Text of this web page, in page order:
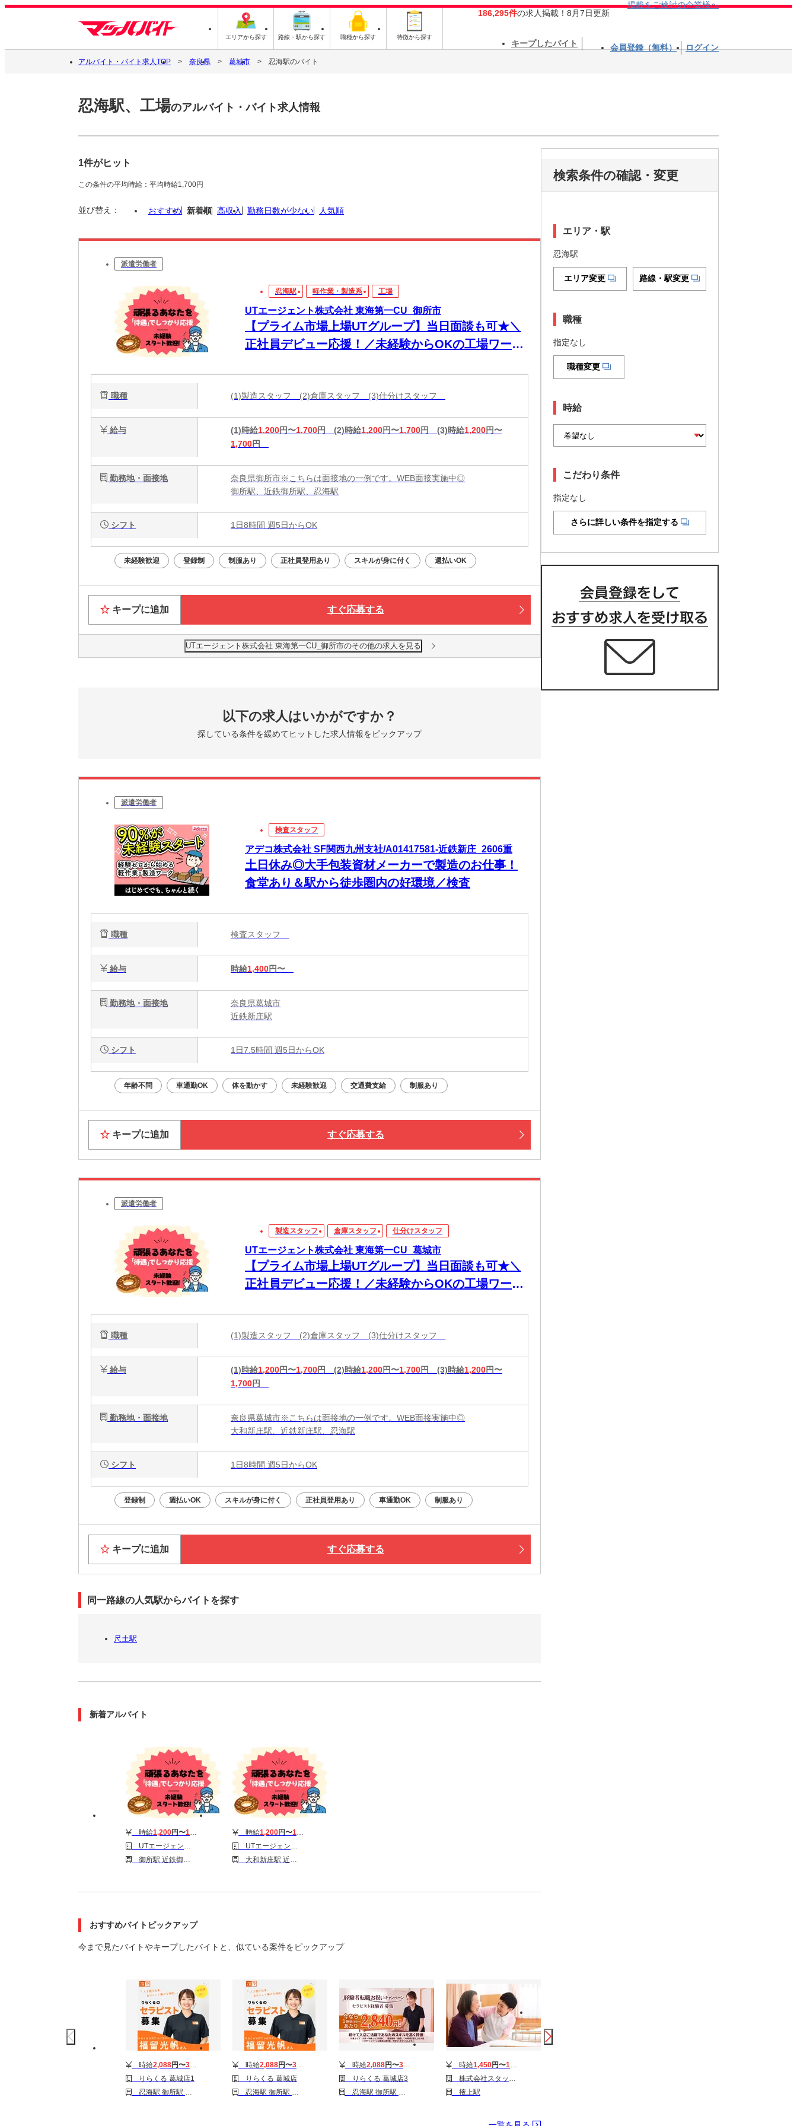
エリアから探す 路線・駅から探す 職種から探す 特徴から探す
186,295件の求人掲載！8月7日更新
掲載をご検討の企業様へ
キープしたバイト 会員登録（無料） ログイン
アルバイト・バイト求人TOP 奈良県 葛城市 忍海駅のバイト
忍海駅、工場のアルバイト・バイト求人情報
1件がヒット
この条件の平均時給：平均時給1,700円
並び替え： おすすめ 新着順 高収入 勤務日数が少ない 人気順
派遣労働者
忍海駅 軽作業・製造系 工場
UTエージェント株式会社 東海第一CU_御所市
【プライム市場上場UTグループ】当日面談も可★＼
正社員デビュー応援！／未経験からOKの工場ワー
職種 (1)製造スタッフ (2)倉庫スタッフ (3)仕分けスタッフ
給与 (1)時給1,200円〜1,700円 (2)時給1,200円〜1,700円 (3)時給1,200円〜
1,700円
勤務地・面接地
奈良県御所市※こちらは面接地の一例です。WEB面接実施中◎
御所駅、近鉄御所駅、忍海駅
シフト 1日8時間 週5日からOK
未経験歓迎 登録制 制服あり 正社員登用あり スキルが身に付く 週払いOK
キープに追加 すぐ応募する
UTエージェント株式会社 東海第一CU_御所市のその他の求人を見る
以下の求人はいかがですか？
探している条件を緩めてヒットした求人情報をピックアップ
派遣労働者
検査スタッフ
アデコ株式会社 SF関西九州支社/A01417581-近鉄新庄_2606重
土日休み◎大手包装資材メーカーで製造のお仕事！
食堂あり＆駅から徒歩圏内の好環境／検査
職種 検査スタッフ
給与 時給1,400円〜
勤務地・面接地
奈良県葛城市
近鉄新庄駅
シフト 1日7.5時間 週5日からOK
年齢不問 車通勤OK 体を動かす 未経験歓迎 交通費支給 制服あり
キープに追加 すぐ応募する
派遣労働者
製造スタッフ 倉庫スタッフ 仕分けスタッフ
UTエージェント株式会社 東海第一CU_葛城市
【プライム市場上場UTグループ】当日面談も可★＼
正社員デビュー応援！／未経験からOKの工場ワー
職種 (1)製造スタッフ (2)倉庫スタッフ (3)仕分けスタッフ
給与 (1)時給1,200円〜1,700円 (2)時給1,200円〜1,700円 (3)時給1,200円〜
1,700円
勤務地・面接地
奈良県葛城市※こちらは面接地の一例です。WEB面接実施中◎
大和新庄駅、近鉄新庄駅、忍海駅
シフト 1日8時間 週5日からOK
登録制 週払いOK スキルが身に付く 正社員登用あり 車通勤OK 制服あり
キープに追加 すぐ応募する
同一路線の人気駅からバイトを探す
尺土駅
新着アルバイト
時給1,200円〜1,700
UTエージェント株式会社 東海第一CU_御所市
御所駅 近鉄御所駅 忍海駅
時給1,200円〜1,700
UTエージェント株式会社 東海第一CU_葛城市
大和新庄駅 近鉄新庄駅 忍海駅
おすすめバイトピックアップ
今まで見たバイトやキープしたバイトと、似ている案件をピックアップ
時給2,088円〜3,510
りらくる 葛城店1
忍海駅 御所駅 大和新庄駅
時給2,088円〜3,510
りらくる 葛城店
忍海駅 御所駅 大和新庄駅
時給2,088円〜3,510
りらくる 葛城店3
忍海駅 御所駅 大和新庄駅
時給1,450円〜1,500
株式会社スタッフサービス/H10470498
掖上駅
検索条件の確認・変更
エリア・駅
忍海駅
エリア変更 路線・駅変更
職種
指定なし
職種変更
時給
こだわり条件
指定なし
さらに詳しい条件を指定する